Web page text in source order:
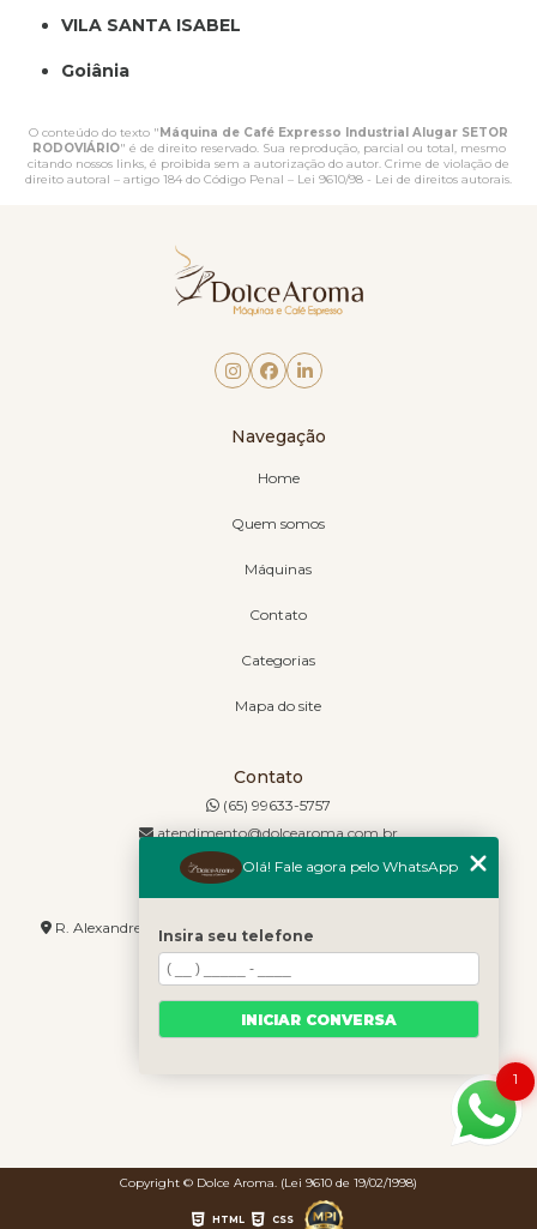
VILA SANTA ISABEL
Goiânia
O conteúdo do texto " Máquina de Café Expresso Industrial Alugar SETOR
RODOVIÁRIO" é de direito reservado. Sua reprodução, parcial ou total, mesmo
citando nossos links, é proibida sem a autorização do autor. Crime de violação de
direito autoral – artigo 184 do Código Penal – Lei 9610/98 - Lei de direitos autorais.
Navegação
Home
Quem somos
Máquinas
Contato
Categorias
Mapa do site
Contato
(65) 99633-5757
atendimento@dolcearoma.com.br
Endereço
R. Alexandre de Barros, 1730 - Jordão - Cuiabá - MT - 78085-636
Copyright © Dolce Aroma. (Lei 9610 de 19/02/1998)
HTML CSS
1
Olá! Fale agora pelo WhatsApp
Insira seu telefone
INICIAR CONVERSA